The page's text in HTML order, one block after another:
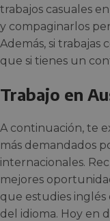
trabajos casuales
y compaginarlos
Además, si trabajas
que si tienes un
Trabajo en
A continuación, te
más demandados
internacionales.
mejores
que estudies inglés
del idioma. Hoy en